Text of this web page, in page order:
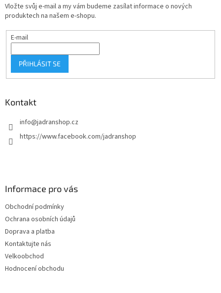
Vložte svůj e-mail a my vám budeme zasílat informace o nových
produktech na našem e-shopu.
E-mail
PŘIHLÁSIT SE
Kontakt
info@jadranshop.cz
https://www.facebook.com/jadranshop
Informace pro vás
Obchodní podmínky
Ochrana osobních údajů
Doprava a platba
Kontaktujte nás
Velkoobchod
Hodnocení obchodu